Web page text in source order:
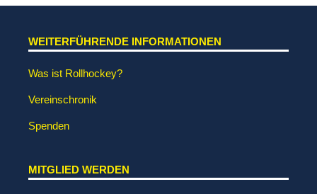
WEITERFÜHRENDE INFORMATIONEN
Was ist Rollhockey?
Vereinschronik
Spenden
MITGLIED WERDEN